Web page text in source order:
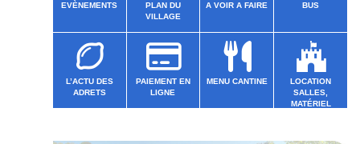
EVÈNEMENTS
PLAN DU
VILLAGE
A VOIR A FAIRE BUS
L’ACTU DES
ADRETS
PAIEMENT EN
LIGNE
MENU CANTINE
LOCATION
SALLES,
MATÉRIEL